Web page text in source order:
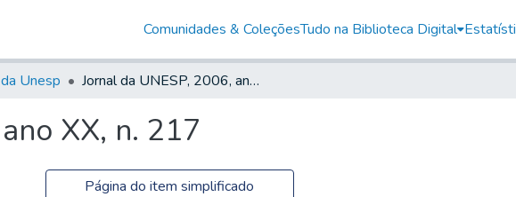
Comunidades & ColeçõesTudo na Biblioteca Digital
Unesp Jornal da UNESP, 2006, ano XX, n. 217
XX, n. 217
Página do item simplificado